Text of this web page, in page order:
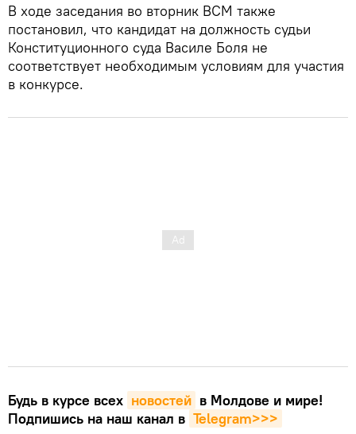
В ходе заседания во вторник ВСМ также
постановил, что кандидат на должность судьи
Конституционного суда Василе Боля не
соответствует необходимым условиям для участия
в конкурсе.
Будь в курсе всех новостей в Молдове и мире!
Подпишись на наш канал в Telegram>>>